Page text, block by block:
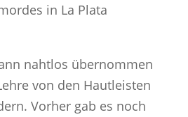
in La Plata
nahtlos übernommen
von den Hautleisten
Vorher gab es noch